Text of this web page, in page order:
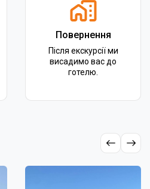
Повернення
Після екскурсії ми
висадимо вас до
готелю.